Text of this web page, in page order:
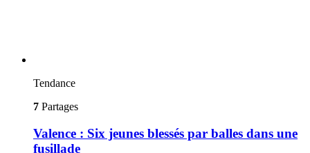
Tendance
7 Partages
Valence : Six jeunes blessés par balles dans une
fusillade